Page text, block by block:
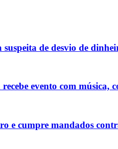
de desvio de
evento com música,
e cumpre mandados